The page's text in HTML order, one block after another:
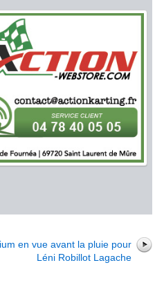
en vue avant la pluie pour
Léni Robillot Lagache